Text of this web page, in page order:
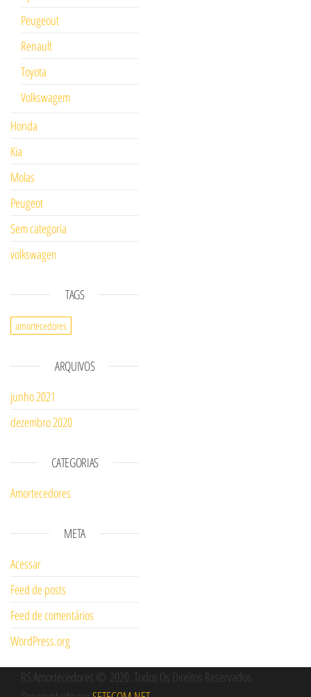
Peugeout
Renault
Toyota
Volkswagem
Honda
Kia
Molas
Peugeot
Sem categoria
volkswagen
TAGS
amortecedores
ARQUIVOS
junho 2021
dezembro 2020
CATEGORIAS
Amortecedores
META
Acessar
Feed de posts
Feed de comentários
WordPress.org
RS Amortecedores © 2020. Todos Os Direitos Reservados.